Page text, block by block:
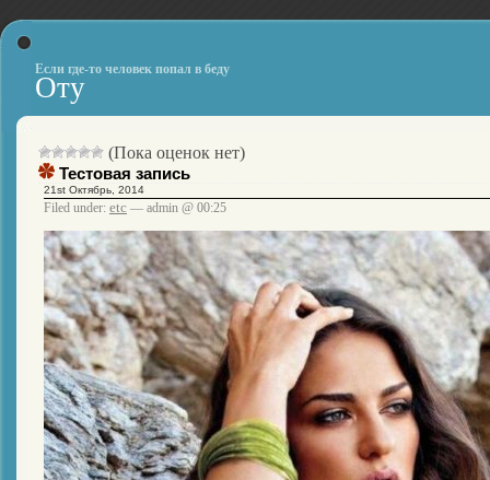
Если где-то человек попал в беду
Оту
(Пока оценок нет)
Тестовая запись
21st Октябрь, 2014
Filed under: etc — admin @ 00:25